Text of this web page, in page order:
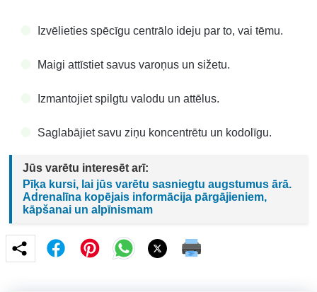
Izvēlieties spēcīgu centrālo ideju par to, vai tēmu.
Maigi attīstiet savus varoņus un sižetu.
Izmantojiet spilgtu valodu un attēlus.
Saglabājiet savu ziņu koncentrētu un kodolīgu.
Jūs varētu interesēt arī:
Pīķa kursi, lai jūs varētu sasniegtu augstumus ārā.
Adrenalīna kopējais informācija pārgājieniem,
kāpšanai un alpīnismam